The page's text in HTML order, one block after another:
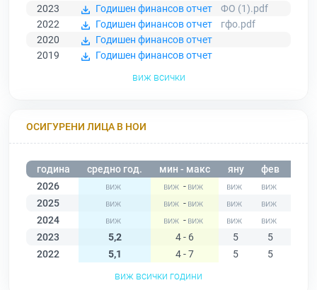
2023
Годишен финансов отчет
ФО (1).pdf
2022
Годишен финансов отчет
гфо.pdf
2020
Годишен финансов отчет
2019
Годишен финансов отчет
виж всички
ОСИГУРЕНИ ЛИЦА В НОИ
година средно год. мин - макс яну фев
2026
-
2025
-
2024
-
2023
5,2 4 - 6 5 5
2022
5,1 4 - 7 5 5
виж всички години